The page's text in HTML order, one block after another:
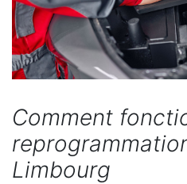
Comment
Limbourg